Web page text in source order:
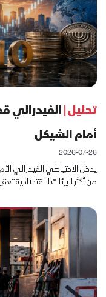
تحليل |
أمام الشيكل
2026-07-26
يدخل الاحتياطي الفيدرالي